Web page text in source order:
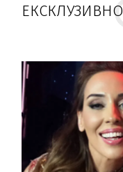
ЕКСКЛУЗИВНО